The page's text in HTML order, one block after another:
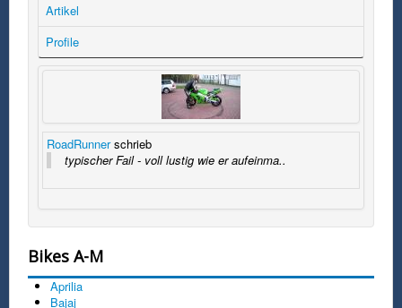
Artikel
Profile
RoadRunnerschrieb
typischer Fail - voll lustig wie er aufeinma..
Bikes A-M
Aprilia
Bajaj